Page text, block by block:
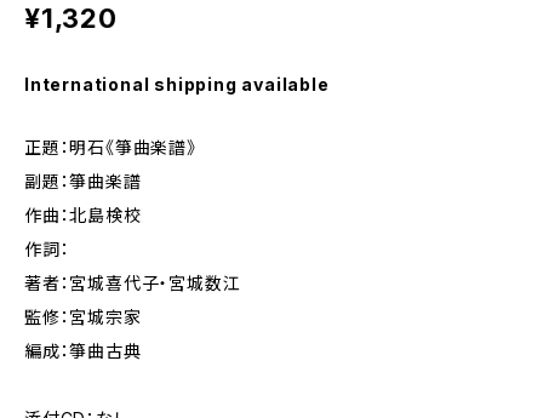
¥1,320
International shipping available
正題：明石《箏曲楽譜》
副題：箏曲楽譜
作曲：北島検校
作詞：
著者：宮城喜代子・宮城数江
監修：宮城宗家
編成：箏曲古典